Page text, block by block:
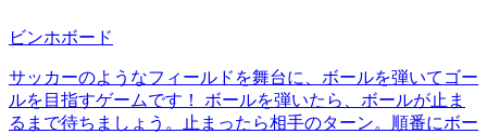
ビンホボード
サッカーのようなフィールドを舞台に、ボールを弾いてゴー
ルを目指すゲームです！ ボールを弾いたら、ボールが止ま
るまで待ちましょう。止まったら相手のターン。順番にボー